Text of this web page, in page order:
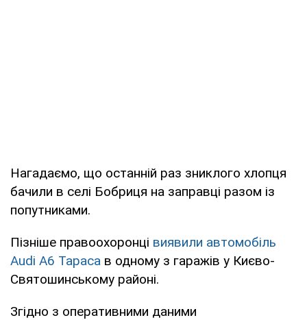
Нагадаємо, що останній раз зниклого хлопця
бачили в селі Бобриця на заправці разом із
попутниками.
Пізніше правоохоронці виявили автомобіль
Audi А6 Тараса в одному з гаражів у Києво-
Святошинському районі.
Згідно з оперативними даними